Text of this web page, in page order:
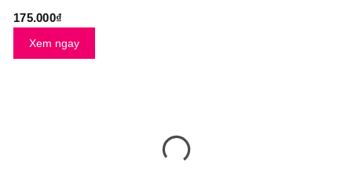
175.000₫
Xem ngay